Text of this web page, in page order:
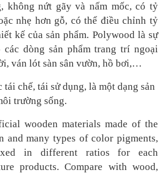
không nứt gãy và nấm mốc, có tỷ
nhẹ hơn gỗ, có thể điều chỉnh tỷ
kế của sản phẩm. Polywood là sự
dòng sản phẩm trang trí ngoại
ván lót sàn sân vườn, hồ bơi,…
chế, tái sử dụng, là một dạng sản
trường sống.
wooden materials made of the
and many types of color pigments,
in different ratios for each
products. Compare with wood,